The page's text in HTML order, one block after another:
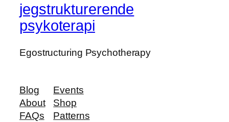
jegstrukturerende
psykoterapi
Egostructuring Psychotherapy
Blog
About
FAQs
Events
Shop
Patterns